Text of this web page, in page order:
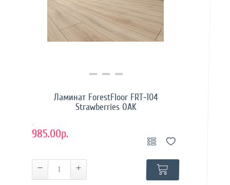
Купить в 1 клик
Ламинат ForestFloor FRT-104
Strawberries OAK
..
985.00р.